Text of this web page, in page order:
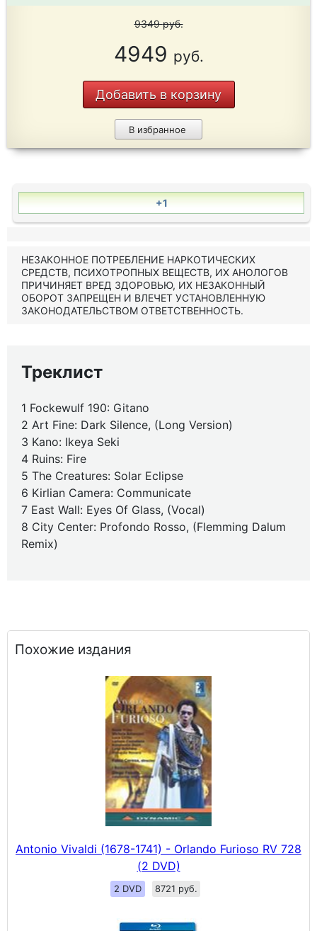
9349руб.
4949 руб.
Добавить в корзину
В избранное
+1
НЕЗАКОННОЕ ПОТРЕБЛЕНИЕ НАРКОТИЧЕСКИХ
СРЕДСТВ, ПСИХОТРОПНЫХ ВЕЩЕСТВ, ИХ АНОЛОГОВ
ПРИЧИНЯЕТ ВРЕД ЗДОРОВЬЮ, ИХ НЕЗАКОННЫЙ
ОБОРОТ ЗАПРЕЩЕН И ВЛЕЧЕТ УСТАНОВЛЕННУЮ
ЗАКОНОДАТЕЛЬСТВОМ ОТВЕТСТВЕННОСТЬ.
Треклист
1 Fockewulf 190: Gitano
2 Art Fine: Dark Silence, (Long Version)
3 Kano: Ikeya Seki
4 Ruins: Fire
5 The Creatures: Solar Eclipse
6 Kirlian Camera: Communicate
7 East Wall: Eyes Of Glass, (Vocal)
8 City Center: Profondo Rosso, (Flemming Dalum
Remix)
Похожие издания
Antonio Vivaldi (1678-1741) - Orlando Furioso RV 728
(2 DVD)
2 DVD 8721 руб.